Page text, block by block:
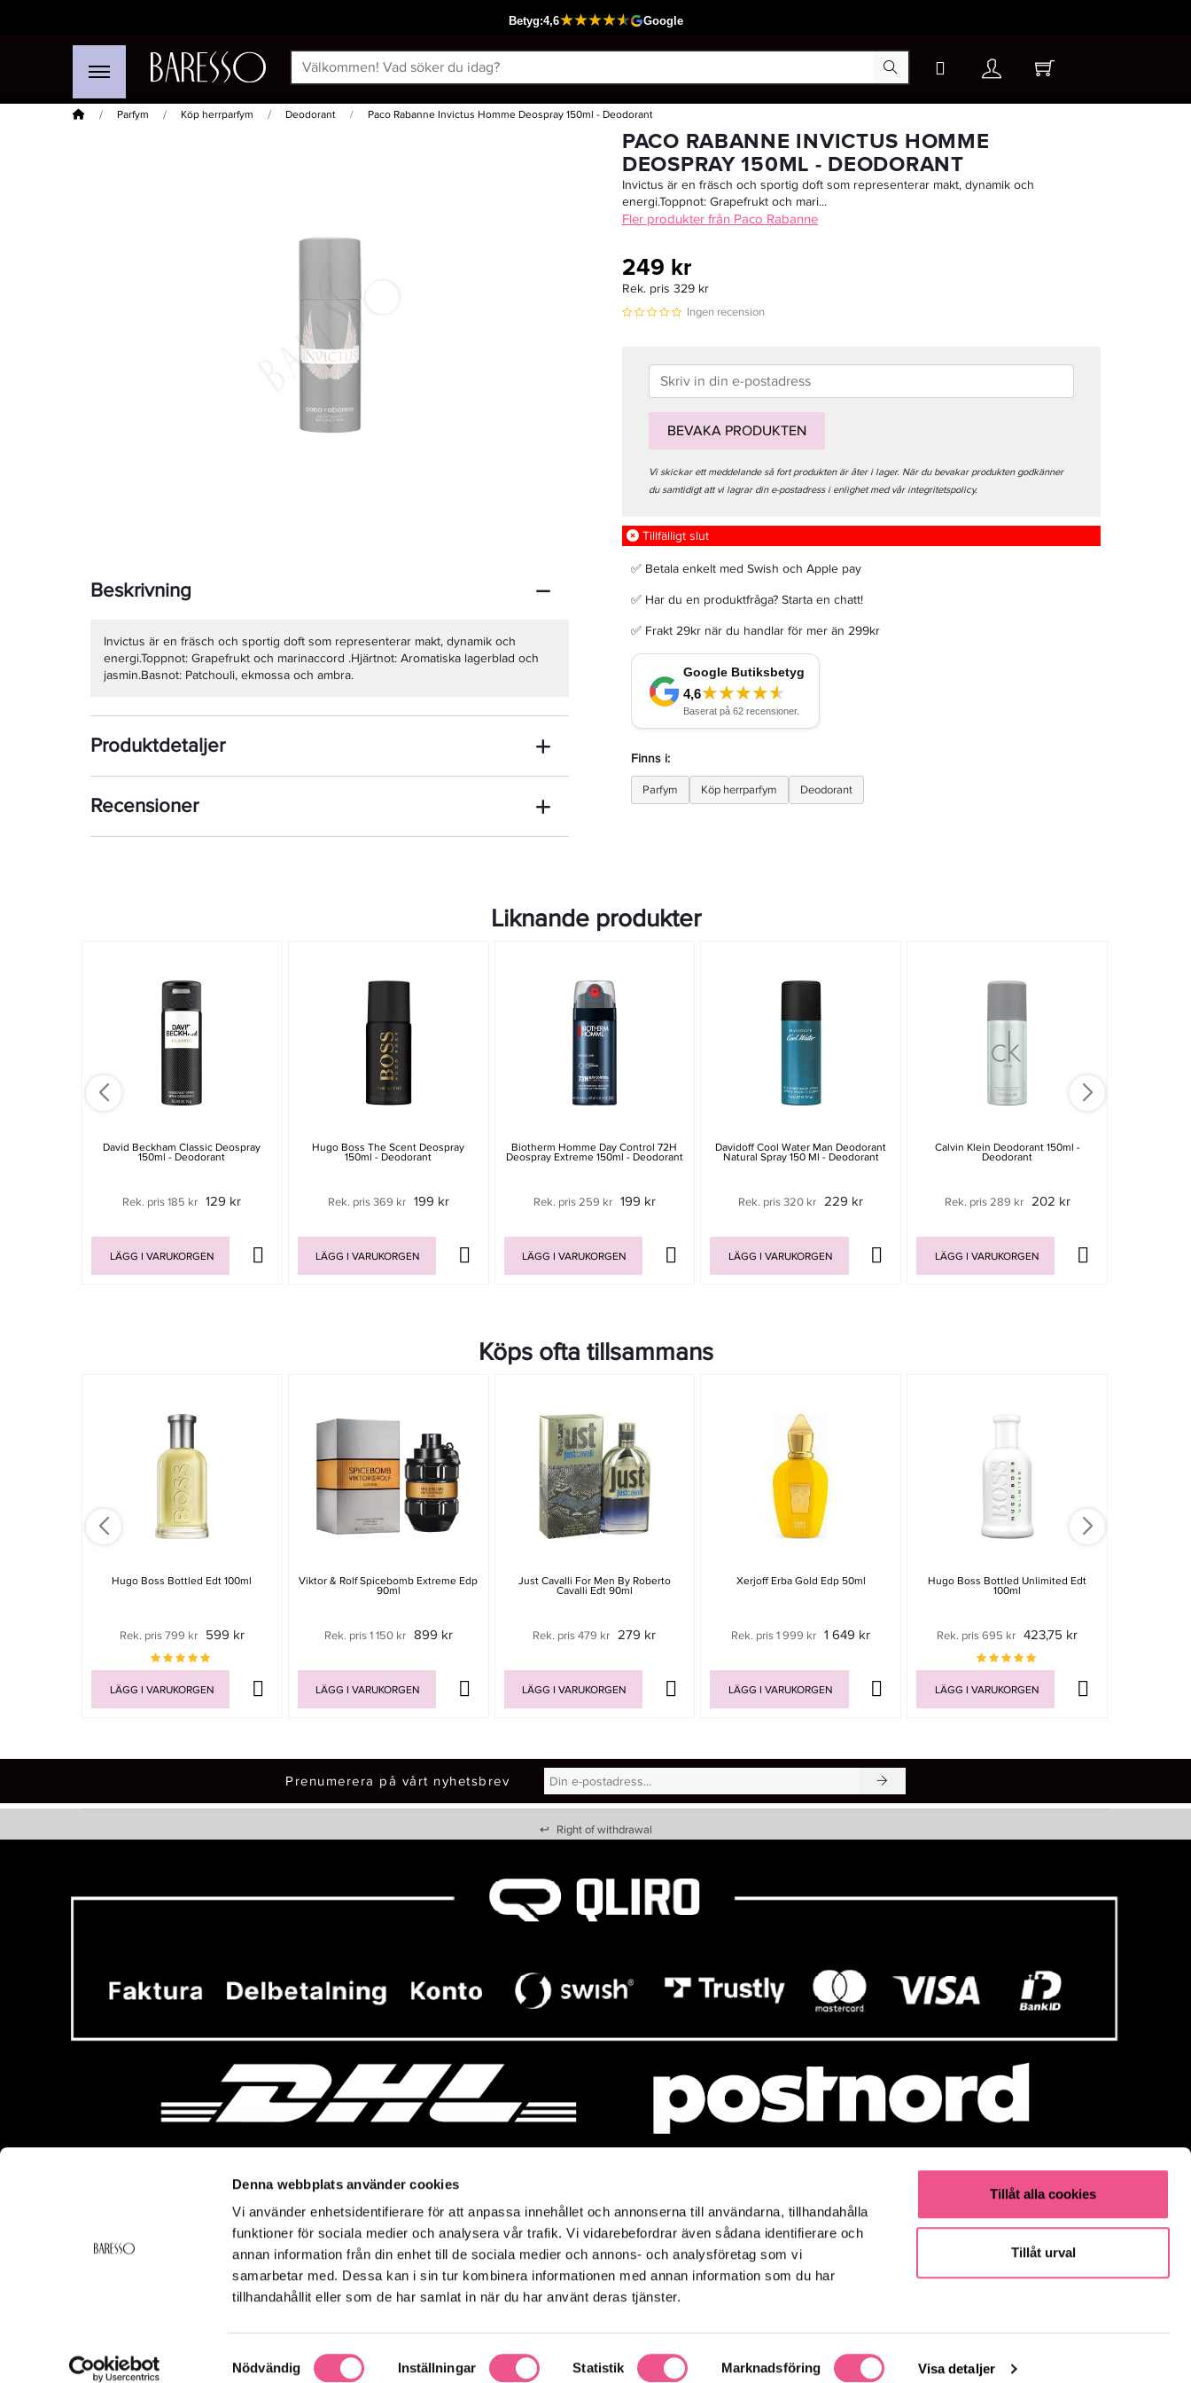
Denna webbplats använder cookies
Vi använder enhetsidentifierare för att anpassa innehållet och annonserna till användarna, tillhandahålla
funktioner för sociala medier och analysera vår trafik. Vi vidarebefordrar även sådana identifierare och
annan information från din enhet till de sociala medier och annons- och analysföretag som vi
samarbetar med. Dessa kan i sin tur kombinera informationen med annan information som du har
tillhandahållit eller som de har samlat in när du har använt deras tjänster.
Samtyckesval
Nödvändig Inställningar Statistik Marknadsföring Visa detaljer
Tillåt alla cookies
Tillåt urval
Hem Parfym Köp herrparfym Deodorant Paco Rabanne Invictus Homme Deospray 150ml - Deodorant
Passar din varukorg
Beskrivning
Invictus är en fräsch och sportig doft som representerar makt, dynamik och
energi.Toppnot: Grapefrukt och marinaccord .Hjärtnot: Aromatiska lagerblad och
jasmin.Basnot: Patchouli, ekmossa och ambra.
Produktdetaljer
Recensioner
PACO RABANNE INVICTUS HOMME
DEOSPRAY 150ML - DEODORANT
Invictus är en fräsch och sportig doft som representerar makt, dynamik och
energi.Toppnot: Grapefrukt och mari...
Fler produkter från Paco Rabanne
249 kr
Rek. pris 329 kr
Ingen recension
BEVAKA PRODUKTEN
Vi skickar ett meddelande så fort produkten är åter i lager. När du bevakar produkten godkänner
du samtidigt att vi lagrar din e-postadress i enlighet med vår integritetspolicy.
Tillfälligt slut
✅ Betala enkelt med Swish och Apple pay
✅ Har du en produktfråga? Starta en chatt!
✅ Frakt 29kr när du handlar för mer än 299kr
Finns i:
Parfym Köp herrparfym Deodorant
Liknande produkter
David Beckham Classic Deospray
150ml - Deodorant
Rek. pris 185 kr 129 kr
LÄGG I VARUKORGEN
Hugo Boss The Scent Deospray
150ml - Deodorant
Rek. pris 369 kr 199 kr
LÄGG I VARUKORGEN
Biotherm Homme Day Control 72H
Deospray Extreme 150ml - Deodorant
Rek. pris 259 kr 199 kr
LÄGG I VARUKORGEN
Davidoff Cool Water Man Deodorant
Natural Spray 150 Ml - Deodorant
Rek. pris 320 kr 229 kr
LÄGG I VARUKORGEN
Calvin Klein Deodorant 150ml -
Deodorant
Rek. pris 289 kr 202 kr
LÄGG I VARUKORGEN
Köps ofta tillsammans
Hugo Boss Bottled Edt 100ml
Rek. pris 799 kr 599 kr
LÄGG I VARUKORGEN
Viktor & Rolf Spicebomb Extreme Edp
90ml
Rek. pris 1 150 kr 899 kr
LÄGG I VARUKORGEN
Just Cavalli For Men By Roberto
Cavalli Edt 90ml
Rek. pris 479 kr 279 kr
LÄGG I VARUKORGEN
Xerjoff Erba Gold Edp 50ml
Rek. pris 1 999 kr 1 649 kr
LÄGG I VARUKORGEN
Hugo Boss Bottled Unlimited Edt
100ml
Rek. pris 695 kr 423,75 kr
LÄGG I VARUKORGEN
Prenumerera på vårt nyhetsbrev
↩ Right of withdrawal
Kontakt
Om Baresso
Baresso Magasin
Om Baresso.se
Cookiepolicy
Smspolicy
Mitt Baresso
Baresso Family
Mitt konto
Ändra cookieinställningar
Populärt
Parfym
Fynda